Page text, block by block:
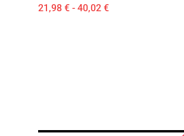
21,98 € - 40,02 €